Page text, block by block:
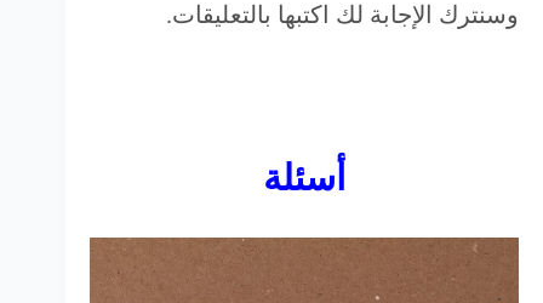
وسنترك الإجابة لك اكتبها بالتعليقات.
أسئلة